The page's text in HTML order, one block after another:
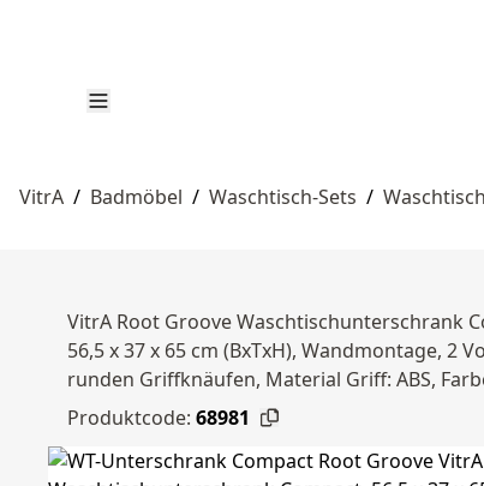
VitrA / Badmöbel / Waschtisch-Sets /
VitrA Root Groove Waschtischunterschrank
56,5 x 37 x 65 cm (BxTxH), Wandmontage,
runden Griffknäufen, Material Griff: ABS,
Produktcode: 68981